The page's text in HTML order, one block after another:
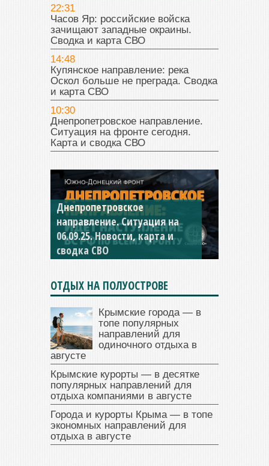
22:31
Часов Яр: российские войска
зачищают западные окраины.
Сводка и карта СВО
14:48
Купянское направление: река
Оскол больше не преграда. Сводка
и карта СВО
10:30
Днепропетровское направление.
Ситуация на фронте сегодня.
Карта и сводка СВО
Днепропетровское
направление. Ситуация на
06.09.25. Новости, карта и
сводка СВО
Константиновское
направление. Ситуация на
04.09.25 Новости, карта и
сводка СВО
ОТДЫХ НА ПОЛУОСТРОВЕ
Крымские города — в
топе популярных
направлений для
одиночного отдыха в
августе
Крымские курорты — в десятке
популярных направлений для
отдыха компаниями в августе
Города и курорты Крыма — в топе
экономных направлений для
отдыха в августе